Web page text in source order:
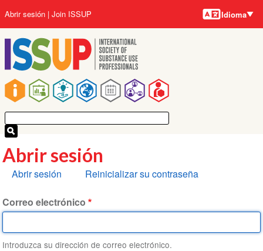
al
contenido
principal
Main
navigation
User
account
menu
Abrir sesión Join ISSUP Idiomas
Idioma
Abrir sesión
Solapas
Abrir sesión Reinicializar su contraseña
Correo electrónico
Introduzca su dirección de correo electrónico.